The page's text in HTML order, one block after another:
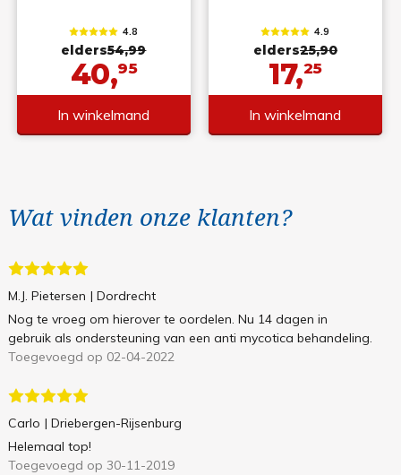
4.8
elders54,99
40,95
In winkelmand
4.9
elders25,90
17,25
In winkelmand
Wat vinden onze klanten?
M.J. Pietersen | Dordrecht
Nog te vroeg om hierover te oordelen. Nu 14 dagen in
gebruik als ondersteuning van een anti mycotica behandeling.
Toegevoegd op 02-04-2022
Carlo | Driebergen-Rijsenburg
Helemaal top!
Toegevoegd op 30-11-2019